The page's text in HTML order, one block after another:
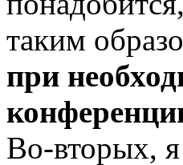
таким
при
Во-вторых,